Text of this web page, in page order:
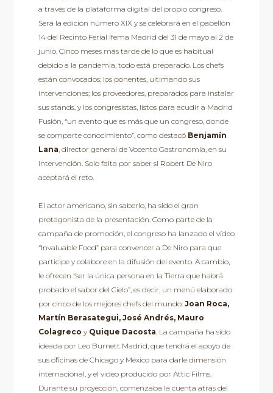
a través de la plataforma digital del propio congreso.
Será la edición número XIX y se celebrará en el pabellón
14 del Recinto Ferial Ifema Madrid del 31 de mayo al 2 de
junio. Cinco meses más tarde de lo que es habitual
debido a la pandemia, todo está preparado. Los chefs
están convocados; los ponentes, ultimando sus
intervenciones; los proveedores, preparados para instalar
sus stands, y los congresistas, listos para acudir a Madrid
Fusión, “un evento que es más que un congreso, donde
se comparte conocimiento”, como destacó Benjamín
Lana , director general de Vocento Gastronomía, en su
intervención. Solo falta por saber si Robert De Niro
aceptará el reto.
El actor americano, sin saberlo, ha sido el gran
protagonista de la presentación. Como parte de la
campaña de promoción, el congreso ha lanzado el vídeo
“Invaluable Food” para convencer a De Niro para que
participe y colabore en la difusión del evento. A cambio,
le ofrecen “ser la única persona en la Tierra que habrá
probado el sabor del Cielo”, es decir, un menú elaborado
por cinco de los mejores chefs del mundo: Joan Roca,
Martín Berasategui, José Andrés, Mauro
Colagreco y Quique Dacosta . La campaña ha sido
ideada por Leo Burnett Madrid, que tendrá el apoyo de
sus oficinas de Chicago y México para darle dimensión
internacional, y el video producido por Attic Films.
Durante su proyección, comenzaba la cuenta atrás del